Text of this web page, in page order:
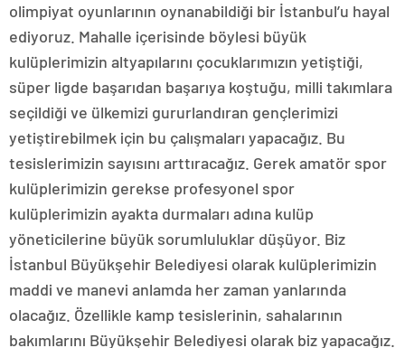
olimpiyat oyunlarının oynanabildiği bir İstanbul’u hayal
ediyoruz. Mahalle içerisinde böylesi büyük
kulüplerimizin altyapılarını çocuklarımızın yetiştiği,
süper ligde başarıdan başarıya koştuğu, milli takımlara
seçildiği ve ülkemizi gururlandıran gençlerimizi
yetiştirebilmek için bu çalışmaları yapacağız. Bu
tesislerimizin sayısını arttıracağız. Gerek amatör spor
kulüplerimizin gerekse profesyonel spor
kulüplerimizin ayakta durmaları adına kulüp
yöneticilerine büyük sorumluluklar düşüyor. Biz
İstanbul Büyükşehir Belediyesi olarak kulüplerimizin
maddi ve manevi anlamda her zaman yanlarında
olacağız. Özellikle kamp tesislerinin, sahalarının
bakımlarını Büyükşehir Belediyesi olarak biz yapacağız.